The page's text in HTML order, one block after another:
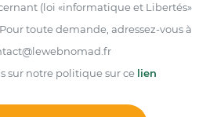
(loi «informatique et Libertés»
toute demande, adressez-vous à
sur notre politique sur ce lien